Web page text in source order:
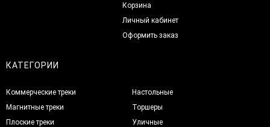
Корзина
Личный кабинет
Оформить заказ
КАТЕГОРИИ
Коммерческие треки
Магнитные треки
Плоские треки
Настольные
Торшеры
Уличные